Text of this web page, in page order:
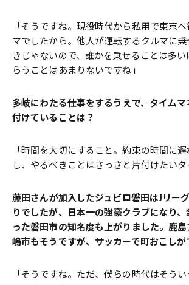
「そうですね。現役時代から私用で東京
マでしたから。他人が運転するクルマに
きじゃないので、誰かを乗せることは多い
らうことはあまりないですね」
――多岐にわたる仕事をするうえで、タイム
付けていることは？
「時間を大切にすること。約束の時間に
し、やるべきことはさっさと片付けたいタ
――藤田さんが加入したジュビロ磐田はJリー
りでしたが、日本一の強豪クラブになり
った磐田市の知名度も上がりました。鹿
嶋市もそうですが、サッカーで町おこしが
「そうですね。ただ、僕らの時代はそう